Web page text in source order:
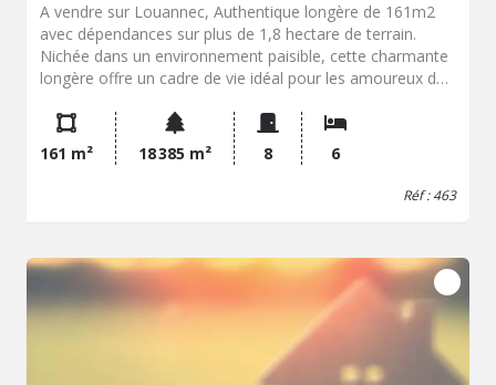
A vendre sur Louannec, Authentique longère de 161m2
avec dépendances sur plus de 1,8 hectare de terrain.
Nichée dans un environnement paisible, cette charmante
longère offre un cadre de vie idéal pour les amoureux de
compose d'une entrée, d'une cuisine ouverte sur le
séjour, d'un salon chaleureux, d'une salle d'eau avec WC,
d'une chambre ainsi que d'une pièce supplémentaire
pouvant être aménagée selon vos besoins en second
offrant de nombreuses possibilités d'aménagement pour
accueillir une famille ou recevoir. À l'extérieur, la propriété
bénéficie de nombreux atouts avec deux hangars, un
atelier, une buanderie et un poulailler.. Édifiée sur un
terrain de plus de 1,8 hectare, cette propriété offre un fort
potentiel et un cadre de vie privilégié, propice à de
161 m² 18 385 m² 8 6
Réf : 463